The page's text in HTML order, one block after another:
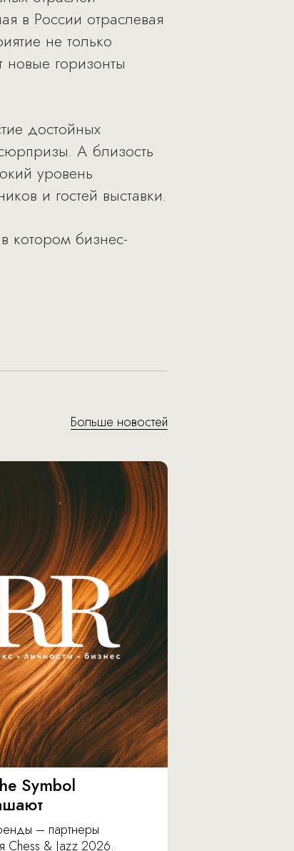
в России отраслевая
не только
горизонты
достойных
А близость
уровень
и гостей выставки.
котором бизнес-
Больше новостей
Symbol
– партнеры
Chess & Jazz 2026.